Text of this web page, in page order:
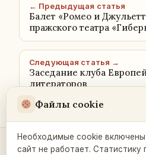
← Предыдущая статья
Балет «Ромео и
пражского театра
Следующая статья →
Заседание клуба
литераторов
Файлы cookie
Необходимые cookie
сайт не работает.